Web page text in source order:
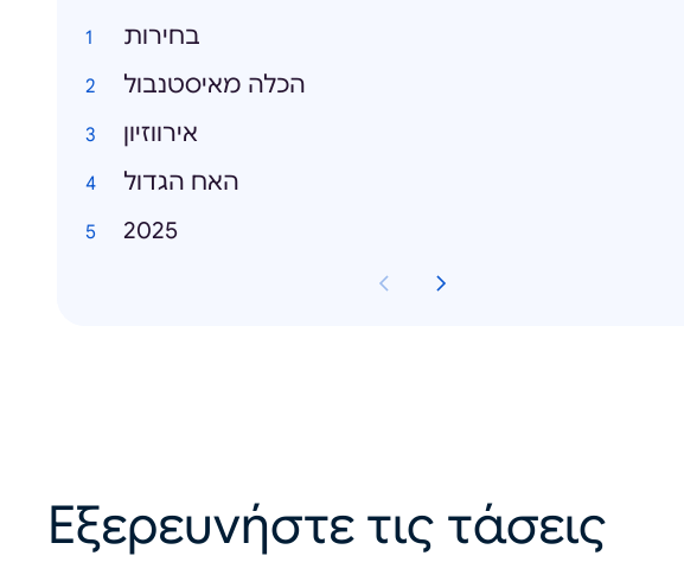
בחירות
הכלה מאיסטנבול
אירווזיון
האח הגדול
2025
Εξερευνήστε τις τάσεις